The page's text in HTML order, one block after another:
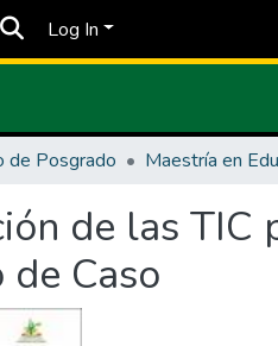
Log In
de Posgrado
de las TIC
de Caso